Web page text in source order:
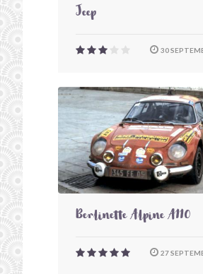
Jeep
30
Berlinette Alpine A110
27